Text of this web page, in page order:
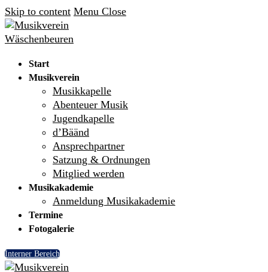
Skip to content Menu Close
Start
Musikverein
Musikkapelle
Abenteuer Musik
Jugendkapelle
d’Bäänd
Ansprechpartner
Satzung & Ordnungen
Mitglied werden
Musikakademie
Anmeldung Musikakademie
Termine
Fotogalerie
Interner Bereich